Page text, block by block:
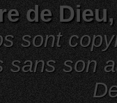
de
sont
sans son